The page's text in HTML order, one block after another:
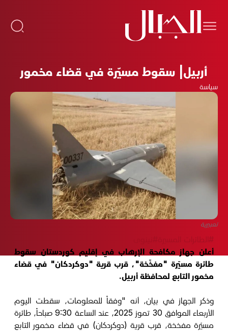
أربيل| سقوط مسيّرة في قضاء مخمور
سياسة
تعبيرية
#الطائرات المسيرة
أعلن جهاز مكافحة الإرهاب في إقليم كوردستان سقوط
طائرة مسيّرة "مفخّخة"، قرب قرية "دوكردكان" في قضاء
مخمور التابع لمحافظة أربيل.
وذكر الجهاز في بيان، أنه "وفقاً للمعلومات، سقطت اليوم
الأربعاء الموافق 30 تموز 2025، عند الساعة 9:30 صباحاً، طائرة
مسيّرة مفخخة، قرب قرية (دوكردكان) في قضاء مخمور التابع